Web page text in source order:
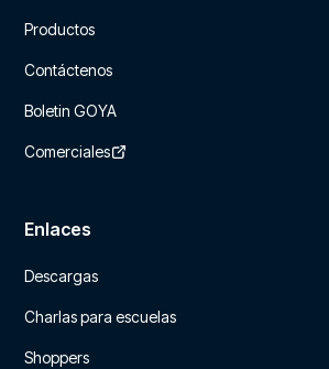
Productos
Contáctenos
Boletin GOYA
Comerciales
Enlaces
Descargas
Charlas para escuelas
Shoppers